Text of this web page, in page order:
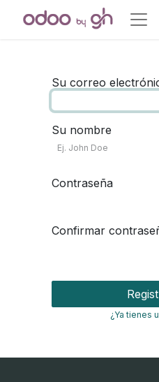
Su correo
Su nombre
Contraseña
Confirmar
¿Ya tienes